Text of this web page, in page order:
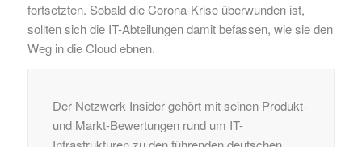
fortsetzten. Sobald die Corona-Krise überwunden ist,
sollten sich die IT-Abteilungen damit befassen, wie sie den
Weg in die Cloud ebnen.
Der Netzwerk Insider gehört mit seinen Produkt-
und Markt-Bewertungen rund um IT-